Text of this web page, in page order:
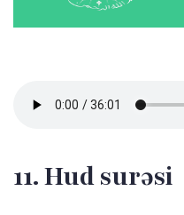
11. Hud surəsi